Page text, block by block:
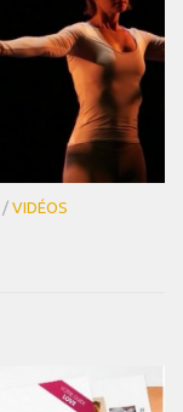
/ VIDÉOS